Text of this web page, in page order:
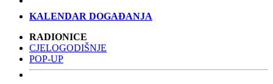
KALENDAR DOGAĐANJA
RADIONICE
CJELOGODIŠNJE
POP-UP